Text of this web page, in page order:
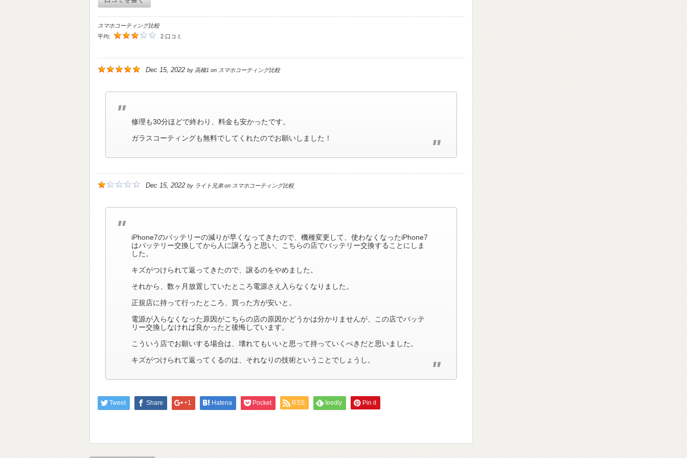
スマホコーティング比較
平均:
2 口コミ
Dec 15, 2022 by 高橋1 on スマホコーティング比較
修理も30分ほどで終わり、料金も安かったです。
ガラスコーティングも無料でしてくれたのでお願いしました！
Dec 15, 2022 by ライト兄弟on スマホコーティング比較
iPhone7のバッテリーの減りが早くなってきたので、機種変更して、使わなくなったiPhone7
はバッテリー交換してから人に譲ろうと思い、こちらの店でバッテリー交換することにしま
した。
キズがつけられて返ってきたので、譲るのをやめました。
それから、数ヶ月放置していたところ電源さえ入らなくなりました。
正規店に持って行ったところ、買った方が安いと。
電源が入らなくなった原因がこちらの店の原因かどうかは分かりませんが、この店でバッテ
リー交換しなければ良かったと後悔しています。
こういう店でお願いする場合は、壊れてもいいと思って持っていくべきだと思いました。
キズがつけられて返ってくるのは、それなりの技術ということでしょうし。
Tweet Share +1 Hatena Pocket RSS feedly Pin it